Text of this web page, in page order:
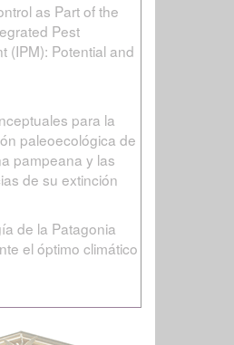
as Part of the
Pest
(IPM): Potential and
para la
paleoecológica de
pampeana y las
de su extinción
de la Patagonia
el óptimo climático